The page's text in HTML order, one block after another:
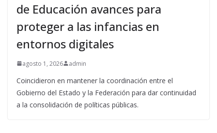
de Educación avances para
proteger a las infancias en
entornos digitales
agosto 1, 2026 admin
Coincidieron en mantener la coordinación entre el
Gobierno del Estado y la Federación para dar continuidad
a la consolidación de políticas públicas.